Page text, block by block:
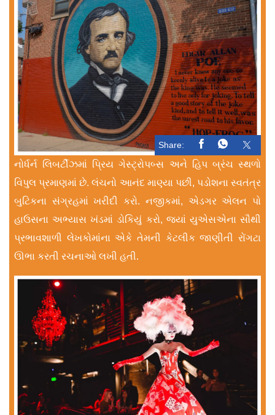
Share:
નોર્ધર્ન લિબર્ટીઝમાં પ્રિય ગેસ્ટ્રોપબ્સ અને હિપ બ્રંચ સ્થળો
વિપુલ પ્રમાણમાં છે. લંચનો આનંદ માણ્યા પછી, પડોશના સ્વતંત્ર
બુટિકના સંગ્રહમાં ખરીદી કરો. નજીકમાં, એડગર એલન પો
હાઉસના અભ્યાસ ખંડમાં ડોકિયું કરો, જ્યાં યુએસએના સૌથી
પ્રભાવશાળી લેખકોમાંના એકે તેમની કેટલીક જાણીતી રોંગટા
ઊભા કરતી રચનાઓ લખી હતી.